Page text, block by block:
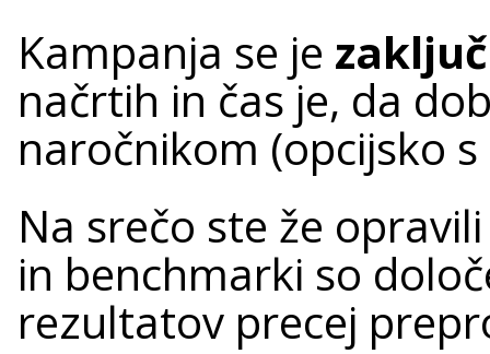
Kampanja se je
načrtih in čas je, da
naročnikom (opcijsko
Na srečo ste že
in benchmarki so
rezultatov precej